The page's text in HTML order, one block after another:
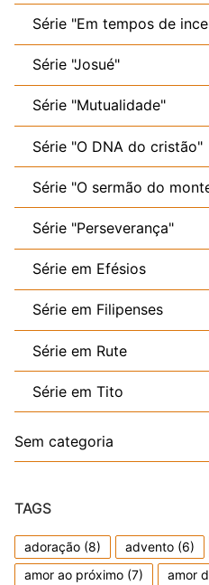
Série "Em tempos de
Série "Josué"
Série "Mutualidade"
Série "O DNA do cristão"
Série "O sermão do
Série "Perseverança"
Série em Efésios
Série em Filipenses
Série em Rute
Série em Tito
Sem categoria
TAGS
adoração (8) advento (6)
amor ao próximo (7) amor